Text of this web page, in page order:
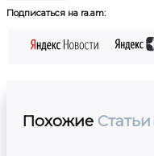
Подписаться на ra.am:
Похожие Статьи